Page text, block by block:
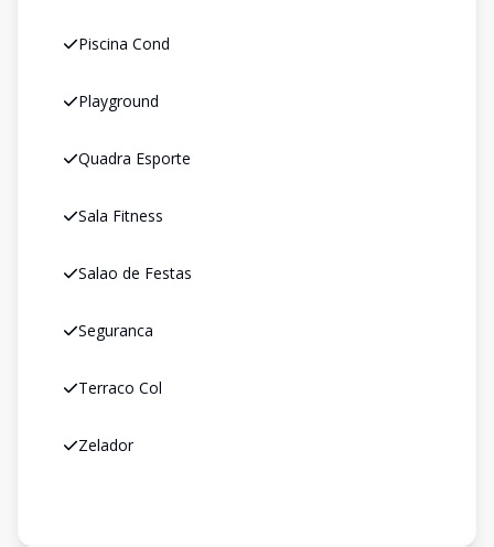
Piscina Cond
Playground
Quadra Esporte
Sala Fitness
Salao de Festas
Seguranca
Terraco Col
Zelador